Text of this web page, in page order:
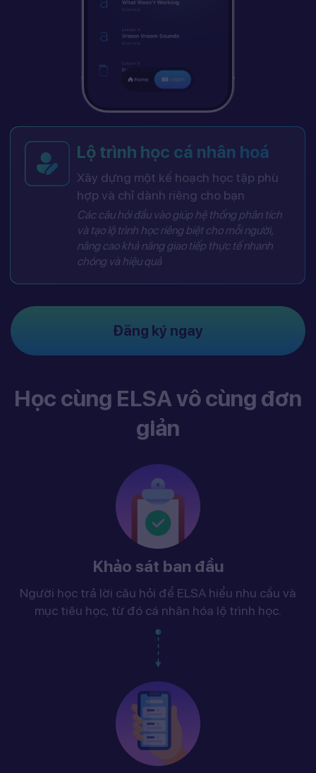
Lộ trình học cá nhân hoá
Xây dựng một kế hoạch học tập phù
hợp và chỉ dành riêng cho bạn
Các câu hỏi đầu vào giúp hệ thống phân tích
và tạo lộ trình học riêng biệt cho mỗi người,
nâng cao khả năng giao tiếp thực tế nhanh
chóng và hiệu quả
Đăng ký ngay
Học cùng ELSA vô cùng đơn
giản
Khảo sát ban đầu
Người học trả lời câu hỏi để ELSA hiểu nhu cầu và
mục tiêu học, từ đó cá nhân hóa lộ trình học.